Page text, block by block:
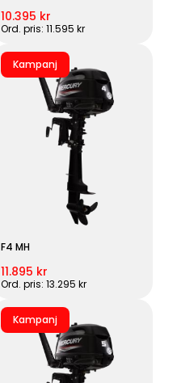
10.395 kr
Ord. pris: 11.595 kr
Kampanj
F4 MH
11.895 kr
Ord. pris: 13.295 kr
Kampanj